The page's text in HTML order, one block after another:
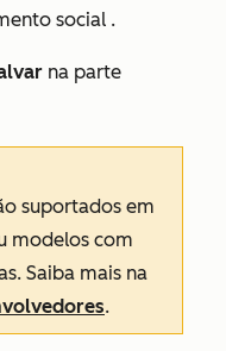
social .
na parte
suportados em
modelos com
Saiba mais na
.